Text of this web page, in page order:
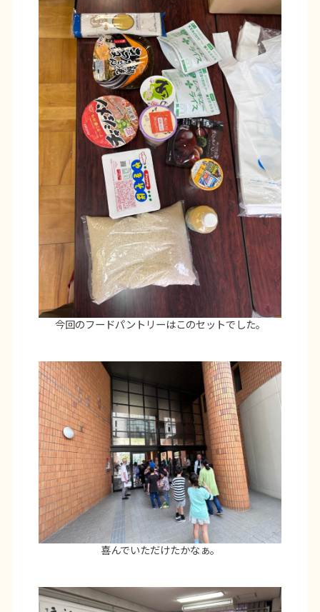
今回のフードパントリーはこのセットでした。
喜んでいただけたかなぁ。